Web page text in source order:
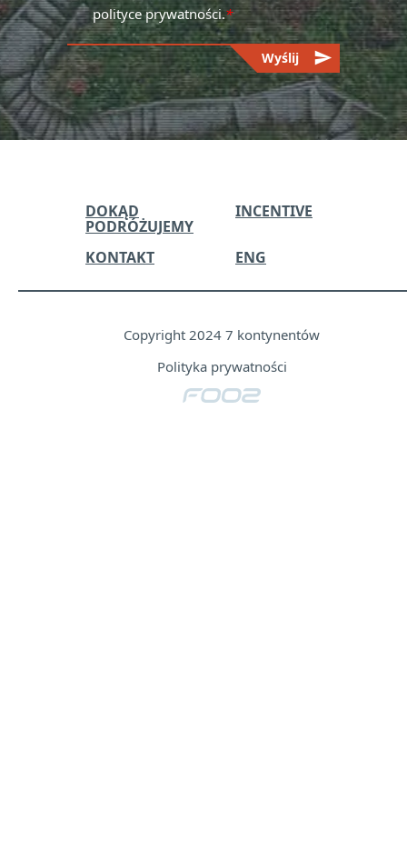
polityce prywatności.*
Wyślij send
Please
leave
DOKĄD
PODRÓŻUJEMY
INCENTIVE
KONTAKT ENG
Copyright 2024 7 kontynentów
Polityka prywatności